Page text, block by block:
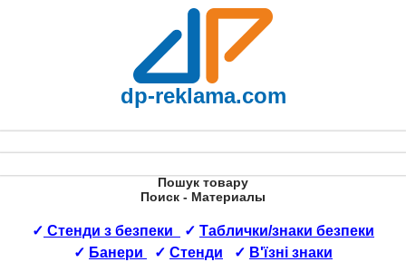
dp-reklama.com
Пошук товару
Поиск - Материалы
✓ Стенди з безпеки ✓ Таблички/знаки безпеки
✓ Банери ✓ Стенди ✓ В'їзні знаки